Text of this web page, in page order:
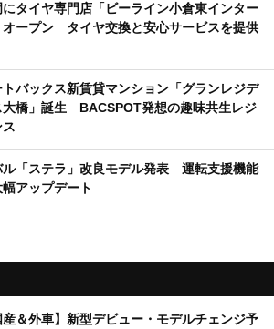
にタイヤ専門店「ビーライン小倉東インター
オープン タイヤ交換と安心サービスを提供
トバックス新賃貸マンション「グランレジデ
大橋」誕生 BACSPOT発想の趣味共生レジ
ル「ステラ」改良モデル発表 運転支援機能
幅アップデート
産＆外車】新型デビュー・モデルチェンジ予